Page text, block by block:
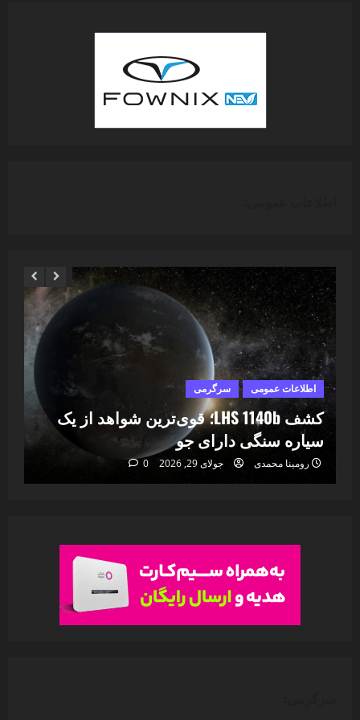
اطلاعات عمومی سرگرمی
کشف LHS 1140b؛ قوی‌ترین شواهد از یک
سیاره سنگی دارای جو
رومینا محمدی جولای 29, 2026 0